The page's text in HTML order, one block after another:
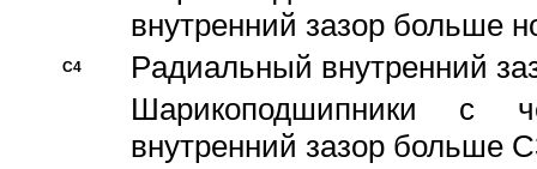
внутренний зазор больше
C4
Pадиальный внутренний
Шарикоподшипники с
внутренний зазор больше